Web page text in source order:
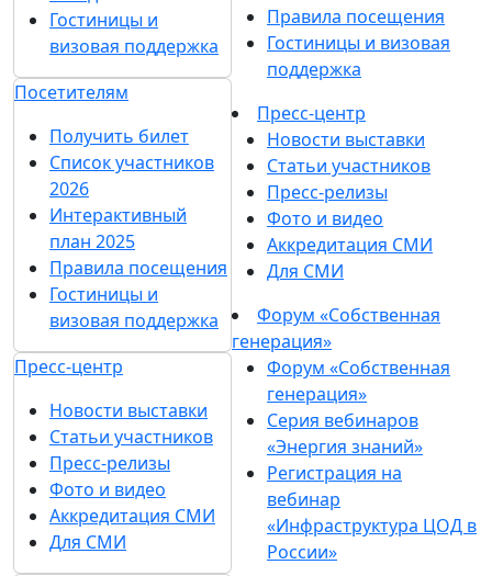
Гостиницы и
визовая поддержка
Посетителям
Получить билет
Список участников
2026
Интерактивный
план 2025
Правила посещения
Гостиницы и
визовая поддержка
Пресс-центр
Новости выставки
Статьи участников
Пресс-релизы
Фото и видео
Аккредитация СМИ
Для СМИ
Правила посещения
Гостиницы и визовая
поддержка
Пресс-центр
Новости выставки
Статьи участников
Пресс-релизы
Фото и видео
Аккредитация СМИ
Для СМИ
Форум «Собственная
генерация»
Форум «Собственная
генерация»
Серия вебинаров
«Энергия знаний»
Регистрация на
вебинар
«Инфраструктура ЦОД в
России»